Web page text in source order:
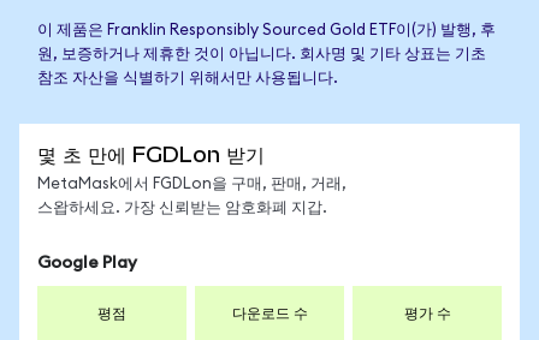
이 제품은 Franklin Responsibly Sourced Gold ETF이(가) 발행, 후
원, 보증하거나 제휴한 것이 아닙니다. 회사명 및 기타 상표는 기초
참조 자산을 식별하기 위해서만 사용됩니다.
몇 초 만에 FGDLon 받기
MetaMask에서 FGDLon을 구매, 판매, 거래,
스왑하세요. 가장 신뢰받는 암호화폐 지갑.
Google Play
평점 다운로드 수 평가 수